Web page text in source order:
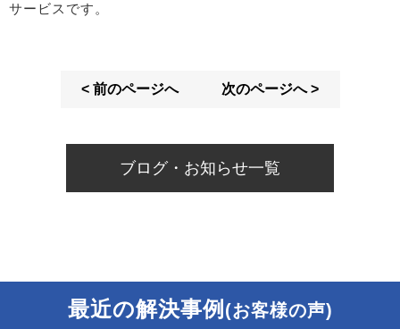
サービスです。
< 前のページへ 次のページへ >
ブログ・お知らせ一覧
最近の解決事例 (お客様の声)